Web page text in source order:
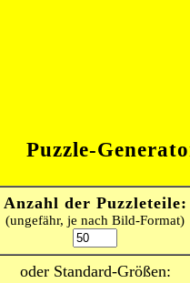
Puzzle-
Anzahl der Puzzleteile:
(ungefähr, je nach Bild-Format)
oder Standard-Größen: